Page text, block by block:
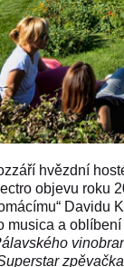
hvězdní
objevu roku
musica a